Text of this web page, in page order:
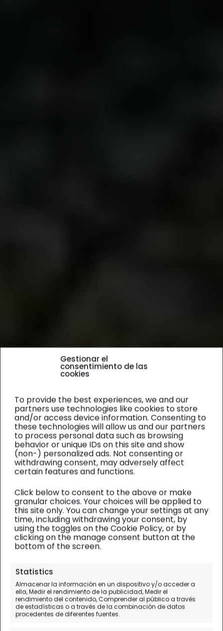
Gestionar el
consentimiento de las
cookies
To provide the best experiences, we and our
partners use technologies like cookies to store
and/or access device information. Consenting to
these technologies will allow us and our partners
to process personal data such as browsing
behavior or unique IDs on this site and show
(non-) personalized ads. Not consenting or
withdrawing consent, may adversely affect
certain features and functions.
Click below to consent to the above or make
granular choices. Your choices will be applied to
this site only. You can change your settings at any
time, including withdrawing your consent, by
using the toggles on the Cookie Policy, or by
clicking on the manage consent button at the
bottom of the screen.
Statistics
Almacenar la información en un dispositivo y/o acceder a
ella, Medir el rendimiento de la publicidad, Medir el
rendimiento del contenido, Comprender al público a través
de estadísticas o a través de la combinación de datos
procedentes de diferentes fuentes.
12+1 sueños
¿alcanzables?